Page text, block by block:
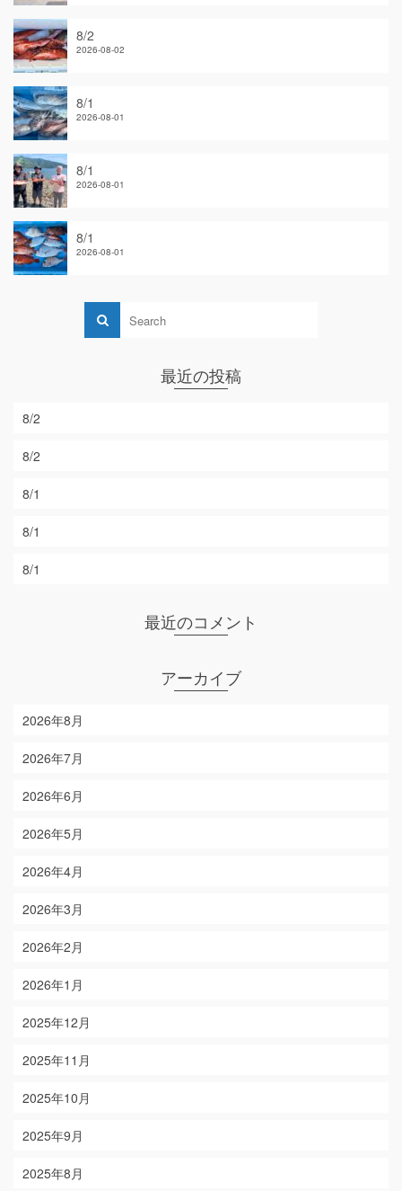
8/2
2026-08-02
8/1
2026-08-01
8/1
2026-08-01
8/1
2026-08-01
最近の投稿
8/2
8/2
8/1
8/1
8/1
最近のコメント
アーカイブ
2026年8月
2026年7月
2026年6月
2026年5月
2026年4月
2026年3月
2026年2月
2026年1月
2025年12月
2025年11月
2025年10月
2025年9月
2025年8月